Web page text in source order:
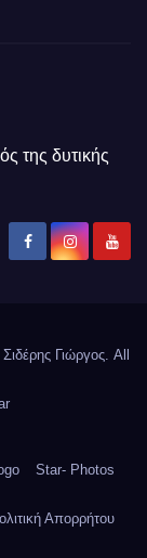
της δυτικής
Γιώργος. All
Star- Photos
Απορρήτου